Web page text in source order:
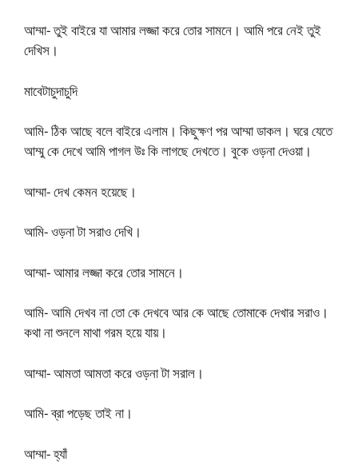
আম্মা- তুই বাইরে যা আমার লজ্জা করে তোর সামনে। আমি পরে নেই তুই
দেখিস।
মাবেটাচুদাচুদি
আমি- ঠিক আছে বলে বাইরে এলাম। কিছুক্ষণ পর আম্মা ডাকল। ঘরে যেতে
আম্মু কে দেখে আমি পাগল উঃ কি লাগছে দেখতে। বুকে ওড়না দেওয়া।
আম্মা- দেখ কেমন হয়েছে।
আমি- ওড়না টা সরাও দেখি।
আম্মা- আমার লজ্জা করে তোর সামনে।
আমি- আমি দেখব না তো কে দেখবে আর কে আছে তোমাকে দেখার সরাও।
কথা না শুনলে মাথা গরম হয়ে যায়।
আম্মা- আমতা আমতা করে ওড়না টা সরাল।
আমি- ব্রা পড়েছ তাই না।
আম্মা- হ্যাঁ